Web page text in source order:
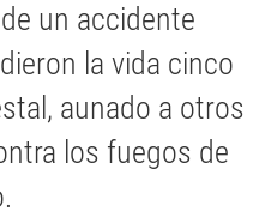
un accidente
la vida cinco
aunado a otros
los fuegos de